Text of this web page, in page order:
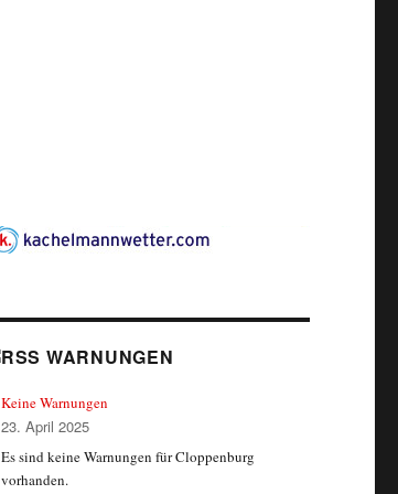
WARNUNGEN
Keine Warnungen
23. April 2025
Es sind keine Warnungen für Cloppenburg
vorhanden.